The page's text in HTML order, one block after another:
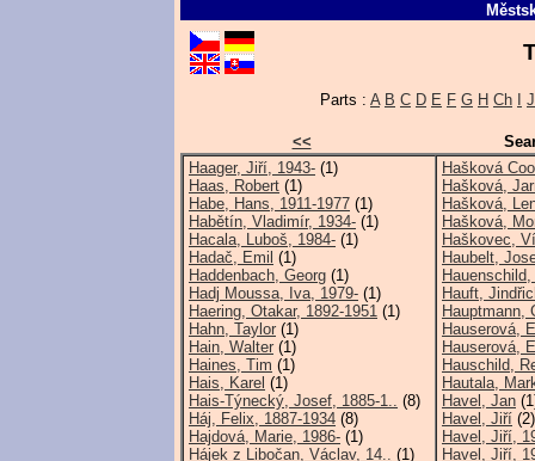
Parts : A B C D E F G H Ch J
<<
Haager, Jiří, 1943- (1)
Haas, Robert (1)
Habe, Hans, 1911-1977 (1)
Habětín, Vladimír, 1934- (1)
Hacala, Luboš, 1984- (1)
Hadač, Emil (1)
Haddenbach, Georg (1)
Hadj Moussa, Iva, 1979- (1)
Haering, Otakar, 1892-1951 (1)
Hahn, Taylor (1)
Hain, Walter (1)
Haines, Tim (1)
Hais, Karel (1)
Hais-Týnecký, Josef, 1885-1.. (8)
Háj, Felix, 1887-1934 (8)
Hajdová, Marie, 1986- (1)
Hájek z Libočan, Václav, 14.. (1)
Hašková
Hašková,
Hašková,
Hašková,
Haškovec,
Haubelt,
Hauft,
Hauptmann,
Hauserová,
Hauserová,
Hauschild,
Hautala,
Havel, Jan
Havel, Jiří (2)
Havel, Jiří,
Havel, Jiří,